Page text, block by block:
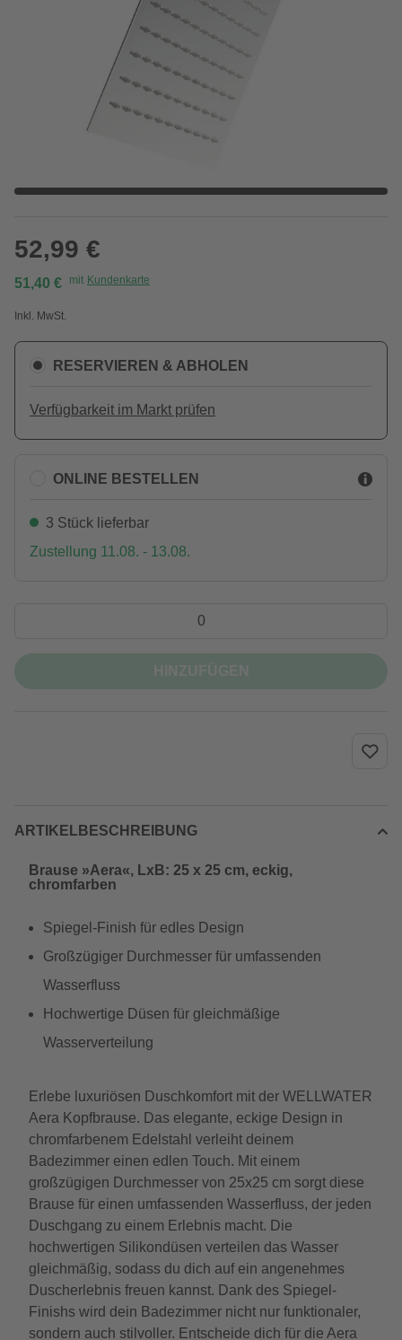
52,99 €
51,40 € mit Kundenkarte
Inkl. MwSt.
RESERVIEREN & ABHOLEN
Verfügbarkeit im Markt prüfen
ONLINE BESTELLEN
3 Stück lieferbar
Zustellung 11.08. - 13.08.
ARTIKELBESCHREIBUNG
Brause »Aera«, LxB: 25 x 25 cm, eckig,
chromfarben
Spiegel-Finish für edles Design
Großzügiger Durchmesser für umfassenden
Wasserfluss
Hochwertige Düsen für gleichmäßige
Wasserverteilung
Erlebe luxuriösen Duschkomfort mit der WELLWATER
Aera Kopfbrause. Das elegante, eckige Design in
chromfarbenem Edelstahl verleiht deinem
Badezimmer einen edlen Touch. Mit einem
großzügigen Durchmesser von 25x25 cm sorgt diese
Brause für einen umfassenden Wasserfluss, der jeden
Duschgang zu einem Erlebnis macht. Die
hochwertigen Silikondüsen verteilen das Wasser
gleichmäßig, sodass du dich auf ein angenehmes
Duscherlebnis freuen kannst. Dank des Spiegel-
Finishs wird dein Badezimmer nicht nur funktionaler,
sondern auch stilvoller. Entscheide dich für die Aera